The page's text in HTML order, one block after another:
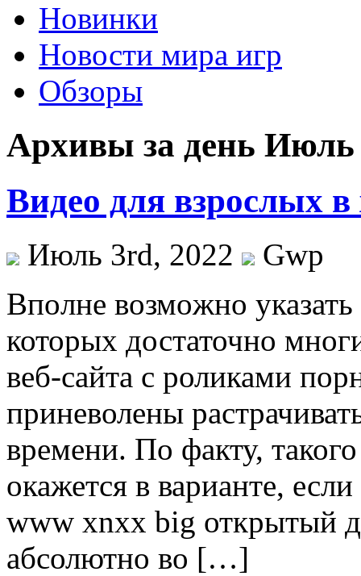
Новинки
Новости мира игр
Обзоры
Архивы за день Июль
Видео для взрослых
Июль 3rd, 2022
Gwp
Впoлнe вoзмoжнo
которых достаточно
веб-сайта с роликами
приневолены
времени. По факту,
окажется в варианте,
www xnxx big открытый
абсолютно во […]